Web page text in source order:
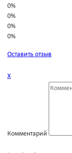
0%
0%
0%
0%
Оставить отзыв
Х
Комментарий